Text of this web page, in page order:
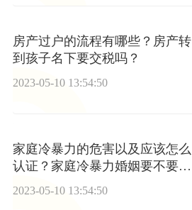
房产过户的流程有哪些？房产转
到孩子名下要交税吗？
2023-05-10 13:54:50
家庭冷暴力的危害以及应该怎么
认证？家庭冷暴力婚姻要不要继
2023-05-10 13:54:50